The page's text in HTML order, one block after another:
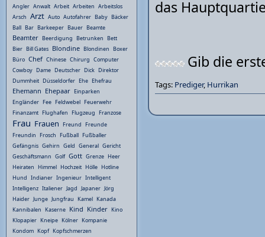
das
Gib die
Tags: Prediger, Hurrikan
Angler Anwalt Arbeit Arbeiten Arbeitslos
Arsch Arzt Auto Autofahrer Baby Bäcker
Ball Bar Barkeeper Bauer Beamte
Beamter Beerdigung Betrunken Bett
Bier Bill Gates Blondine Blondinen Boxer
Büro Chef Chinese Chirurg Computer
Cowboy Dame Deutscher Dick Direktor
Dummheit Düsseldorfer Ehe Ehefrau
Ehemann Ehepaar Einparken
Engländer Fee Feldwebel Feuerwehr
Finanzamt Flughafen Flugzeug Franzose
Frau Frauen Freund Freunde
Freundin Frosch Fußball Fußballer
Gefängnis Gehirn Geld General Gericht
Geschäftsmann Golf Gott Grenze Heer
Heiraten Himmel Hochzeit Hölle Hotline
Hund Indianer Ingenieur Intelligent
Intelligenz Italiener Jagd Japaner Jörg
Haider Junge Jungfrau Kamel Kanada
Kannibalen Kaserne Kind Kinder Kino
Klopapier Kneipe Kölner Kompanie
Kondom Kopf Kopfschmerzen